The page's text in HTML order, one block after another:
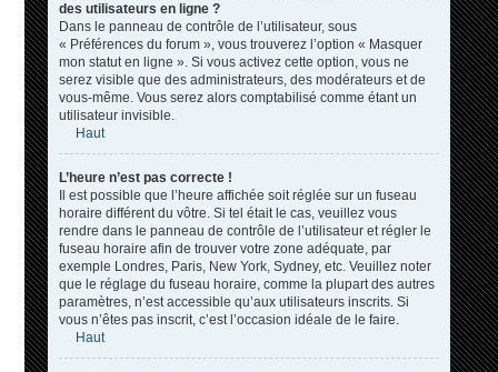
des utilisateurs en ligne ?
Dans le panneau de contrôle de l’utilisateur, sous
« Préférences du forum », vous trouverez l’option « Masquer
mon statut en ligne ». Si vous activez cette option, vous ne
serez visible que des administrateurs, des modérateurs et de
vous-même. Vous serez alors comptabilisé comme étant un
utilisateur invisible.
Haut
L’heure n’est pas correcte !
Il est possible que l’heure affichée soit réglée sur un fuseau
horaire différent du vôtre. Si tel était le cas, veuillez vous
rendre dans le panneau de contrôle de l’utilisateur et régler le
fuseau horaire afin de trouver votre zone adéquate, par
exemple Londres, Paris, New York, Sydney, etc. Veuillez noter
que le réglage du fuseau horaire, comme la plupart des autres
paramètres, n’est accessible qu’aux utilisateurs inscrits. Si
vous n’êtes pas inscrit, c’est l’occasion idéale de le faire.
Haut